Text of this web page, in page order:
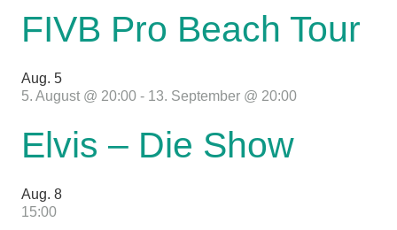
FIVB Pro Beach Tour
Aug. 5
5. August @ 20:00 - 13. September @ 20:00
Elvis – Die Show
Aug. 8
15:00